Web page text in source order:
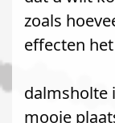
zoals
effecten
dalmsholte
mooie